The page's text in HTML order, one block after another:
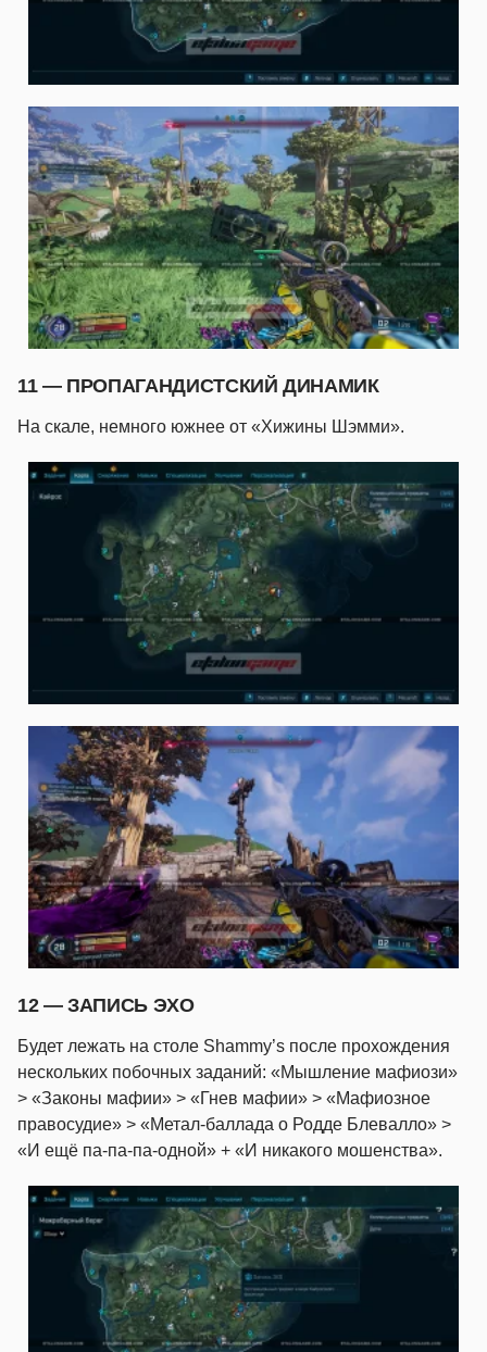
11 — ПРОПАГАНДИСТСКИЙ ДИНАМИК
На скале, немного южнее от «Хижины Шэмми».
12 — ЗАПИСЬ ЭХО
Будет лежать на столе Shammy’s после прохождения
нескольких побочных заданий: «Мышление мафиози»
> «Законы мафии» > «Гнев мафии» > «Мафиозное
правосудие» > «Метал-баллада о Родде Блевалло» >
«И ещё па-па-па-одной» + «И никакого мошенства».